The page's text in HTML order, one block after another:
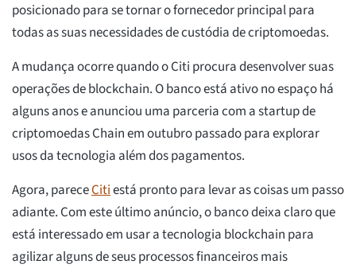
posicionado para se tornar o fornecedor principal para
todas as suas necessidades de custódia de criptomoedas.
A mudança ocorre quando o Citi procura desenvolver suas
operações de blockchain. O banco está ativo no espaço há
alguns anos e anunciou uma parceria com a startup de
criptomoedas Chain em outubro passado para explorar
usos da tecnologia além dos pagamentos.
Agora, pareceCitiestá pronto para levar as coisas um passo
adiante. Com este último anúncio, o banco deixa claro que
está interessado em usar a tecnologia blockchain para
agilizar alguns de seus processos financeiros mais